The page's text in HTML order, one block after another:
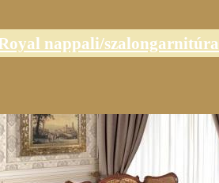
nappali/szalongarnitúra